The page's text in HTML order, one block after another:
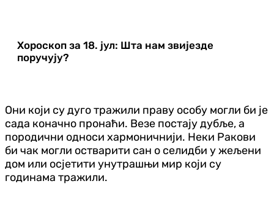
Хороскоп за 18. јул: Шта нам звијезде
поручују?
Они који су дуго тражили праву особу могли би је
сада коначно пронаћи. Везе постају дубље, а
породични односи хармоничнији. Неки Ракови
би чак могли остварити сан о селидби у жељени
дом или осјетити унутрашњи мир који су
годинама тражили.